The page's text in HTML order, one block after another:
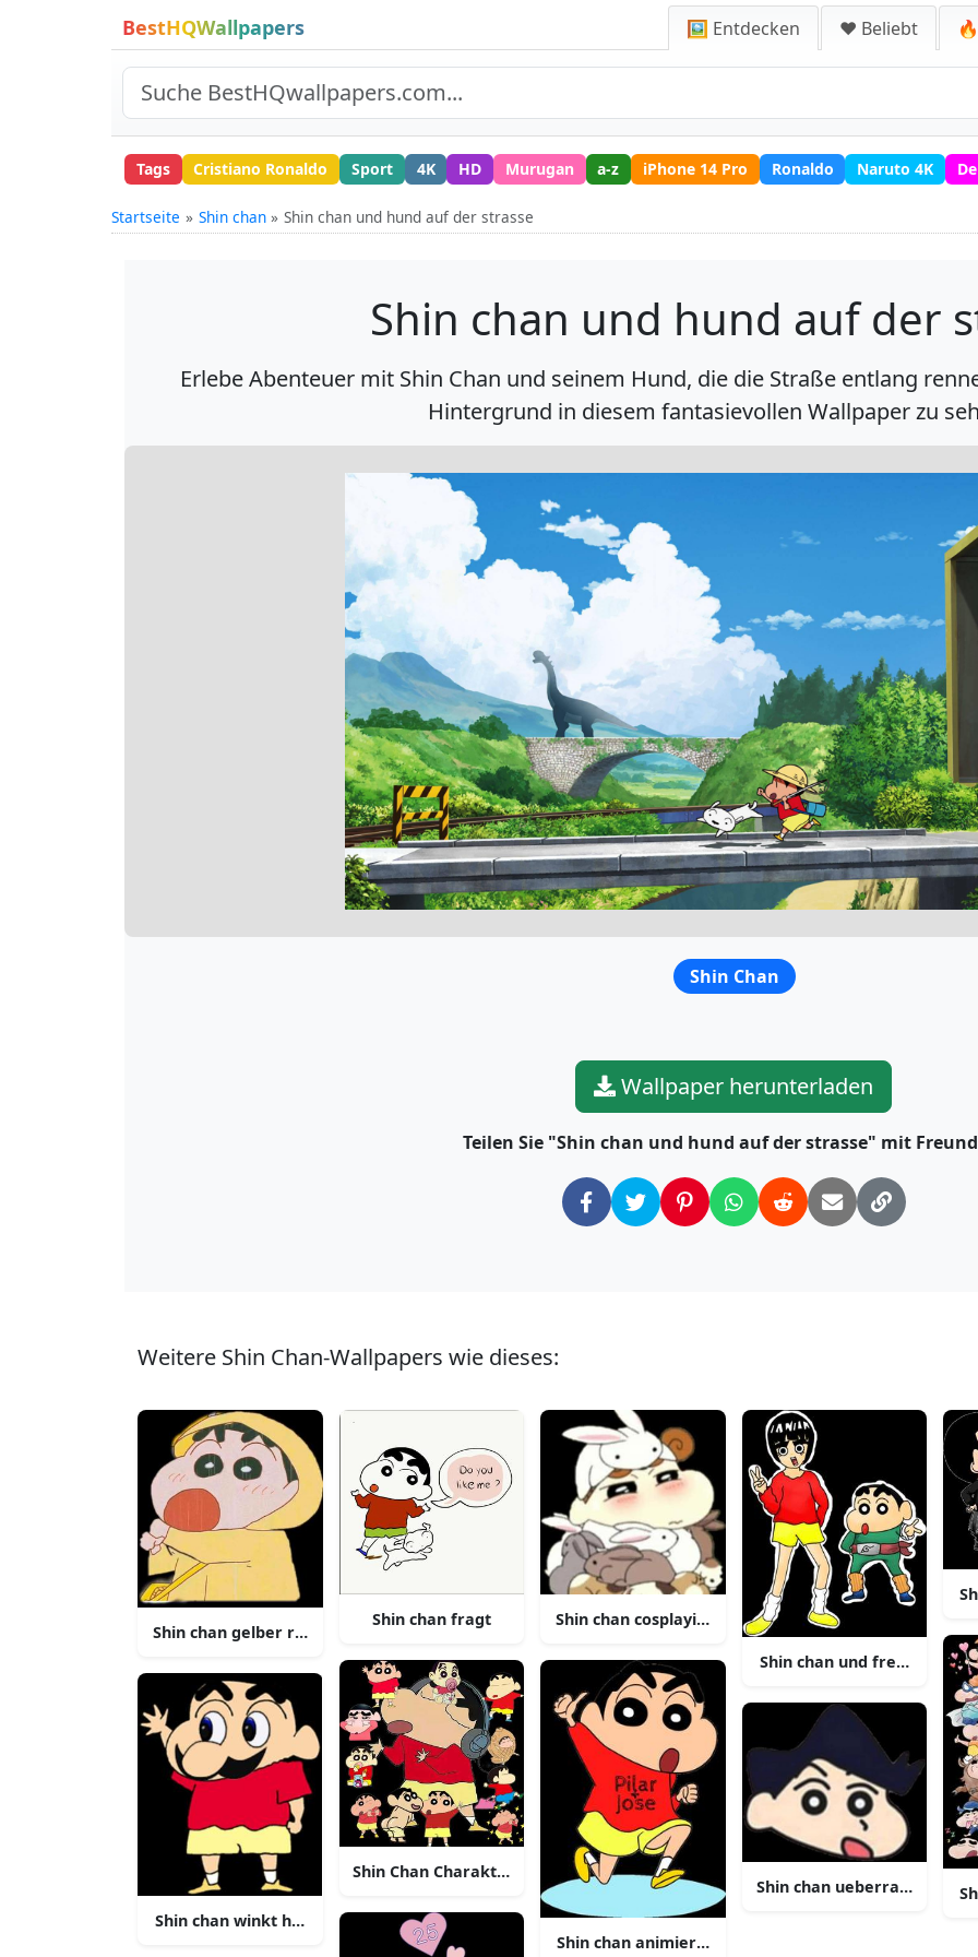
BestHQWallpapers 🖼️ Entdecken ❤️ Beliebt
Tags Cristiano Ronaldo Sport 4K HD Murugan a-z iPhone 14 Pro Ronaldo Naruto 4K
Startseite Shin chan Shin chan und hund auf der strasse
Shin chan und hund auf der
Erlebe Abenteuer mit Shin Chan und seinem Hund, die die Straße entlang
Hintergrund in diesem fantasievollen Wallpaper zu
Shin Chan
Wallpaper herunterladen
Teilen Sie "Shin chan und hund auf der strasse" mit
Weitere Shin Chan-Wallpapers wie dieses:
Shin chan gelber regenmantel
Shin chan winkt hallo
Shin chan fragt
Shin Chan Charaktercollage
Shin chan cosplaying als hase
Shin chan animierter charakter rennt
Shin chan und freund
Shin chan ueberraschter